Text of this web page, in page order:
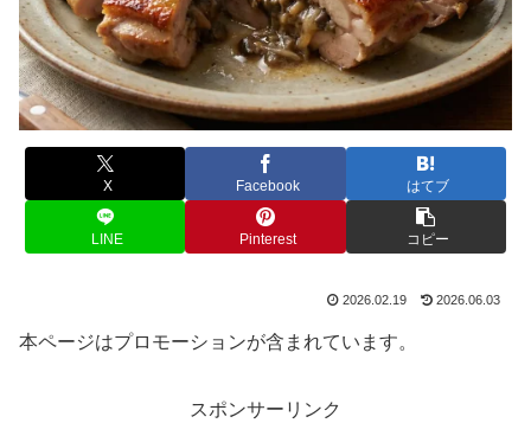
X Facebook はてブ
LINE Pinterest コピー
2026.02.19 2026.06.03
本ページはプロモーションが含まれています。
スポンサーリンク